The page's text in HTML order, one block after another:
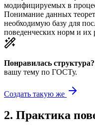
модифицируемых в
Понимание данных
необходимую базу для
поведенческих норм и их
Понравилась структура?
вашу тему по ГОСТу.
Создать такую же
2. Практика